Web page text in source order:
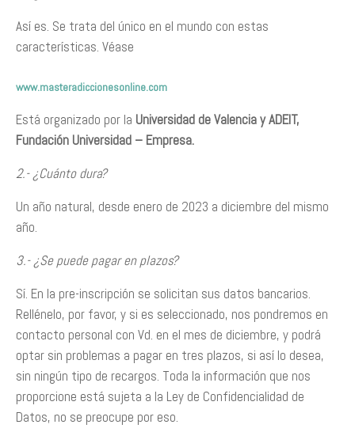
Así es. Se trata del único en el mundo con estas
características. Véase
www.masteradiccionesonline.com
Está organizado por la Universidad de Valencia y ADEIT,
Fundación Universidad – Empresa.
2.- ¿Cuánto dura?
Un año natural, desde enero de 2023 a diciembre del mismo
año.
3.- ¿Se puede pagar en plazos?
Sí. En la pre-inscripción se solicitan sus datos bancarios.
Rellénelo, por favor, y si es seleccionado, nos pondremos en
contacto personal con Vd. en el mes de diciembre, y podrá
optar sin problemas a pagar en tres plazos, si así lo desea,
sin ningún tipo de recargos. Toda la información que nos
proporcione está sujeta a la Ley de Confidencialidad de
Datos, no se preocupe por eso.